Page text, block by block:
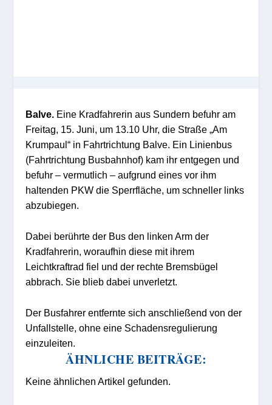
Balve. Eine Kradfahrerin aus Sundern befuhr am
Freitag, 15. Juni, um 13.10 Uhr, die Straße „Am
Krumpaul“ in Fahrtrichtung Balve. Ein Linienbus
(Fahrtrichtung Busbahnhof) kam ihr entgegen und
befuhr – vermutlich – aufgrund eines vor ihm
haltenden PKW die Sperrfläche, um schneller links
abzubiegen.
Dabei berührte der Bus den linken Arm der
Kradfahrerin, woraufhin diese mit ihrem
Leichtkraftrad fiel und der rechte Bremsbügel
abbrach. Sie blieb dabei unverletzt.
Der Busfahrer entfernte sich anschließend von der
Unfallstelle, ohne eine Schadensregulierung
einzuleiten.
ÄHNLICHE BEITRÄGE:
Keine ähnlichen Artikel gefunden.